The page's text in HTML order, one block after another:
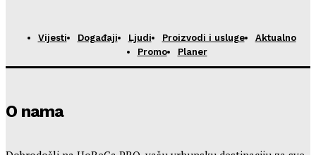
Vijesti Događaji Ljudi Proizvodi i usluge
Aktualno
Promo
Planer
O nama